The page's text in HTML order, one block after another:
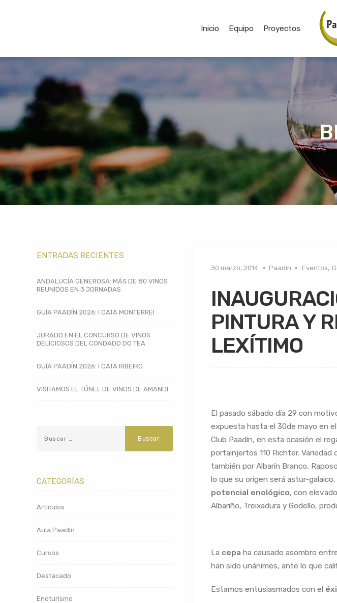
Inicio Equipo Proyectos
30 marzo, 2014 Paadín Eventos,
PINTURA Y
LEXÍTIMO
El pasado sábado día 29 con
expuesta hasta el 30de mayo en
Club Paadín, en esta ocasión el
portainjertos 110 Richter.
también por Albarín Branco,
lo que su origen será astur-
potencial enológico, con
Albariño, Treixadura y Godello,
La cepa ha causado asombro
han sido unánimes, ante lo que
Estamos entusiasmados con el
ENTRADAS RECIENTES
ANDALUCÍA GENEROSA: MÁS DE 80 VINOS
REUNIDOS EN 3 JORNADAS
GUÍA PAADÍN 2026: I CATA MONTERREI
JURADO EN EL CONCURSO DE VINOS
DELICIOSOS DEL CONDADO DO TEA
GUÍA PAADÍN 2026: I CATA RIBEIRO
VISITAMOS EL TÚNEL DE VINOS DE AMANDI
CATEGORÍAS
Artículos
Aula Paadín
Cursos
Destacado
Enoturismo